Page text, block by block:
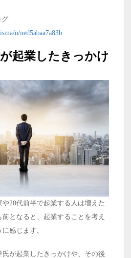
グ
n/ned5abaa7a83b
起業したきっかけ
20代前半で起業する人は増えた
となると、起業することを考え
感じます。
が起業したきっかけや、その後